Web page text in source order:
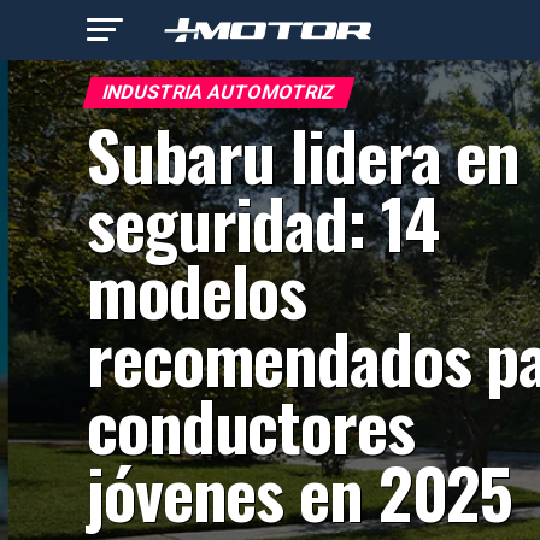
INDUSTRIA AUTOMOTRIZ
Subaru lidera en
seguridad: 14
modelos
recomendados
conductores
jóvenes en 2025